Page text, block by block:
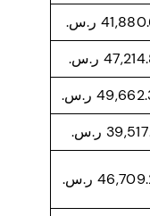
ر.س.
ر.س.
ر.س.
ر.س.
ر.س.